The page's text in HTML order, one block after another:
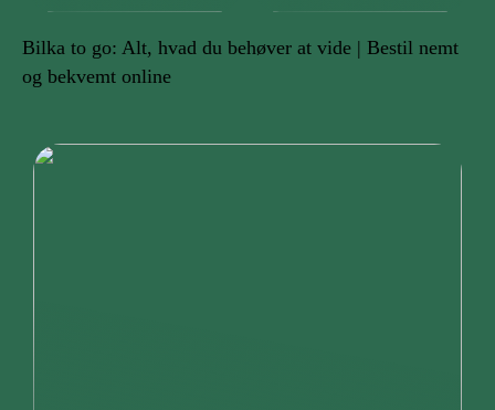
Bilka to go: Alt, hvad du behøver at vide | Bestil nemt
og bekvemt online